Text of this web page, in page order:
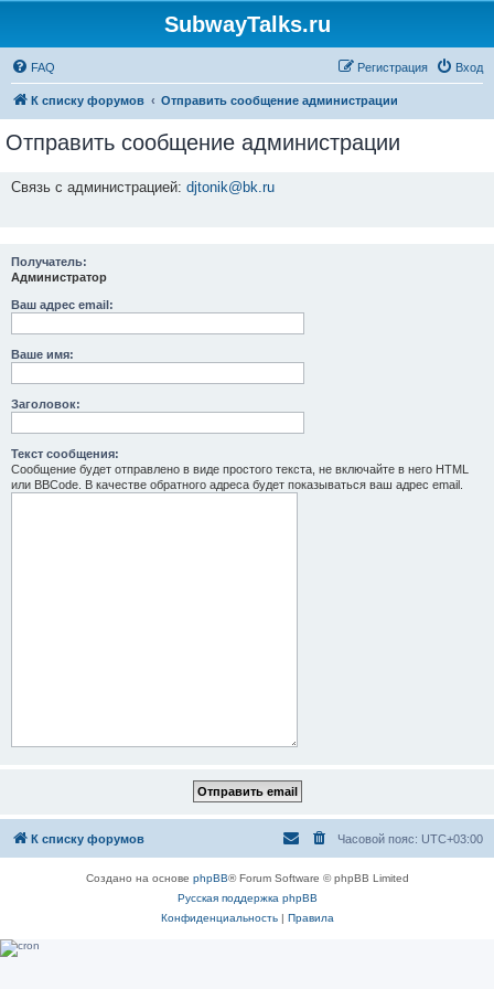
SubwayTalks.ru
FAQ Вход
Регистрация
К списку форумов Отправить сообщение администрации
Отправить сообщение администрации
Связь с администрацией: djtonik@bk.ru
Получатель:
Администратор
Ваш адрес email:
Ваше имя:
Заголовок:
Текст сообщения:
Сообщение будет отправлено в виде простого текста, не включайте в него HTML
или BBCode. В качестве обратного адреса будет показываться ваш адрес email.
К списку форумов Часовой пояс: UTC+03:00
Создано на основе phpBB® Forum Software © phpBB Limited
Русская поддержка phpBB
Конфиденциальность| Правила